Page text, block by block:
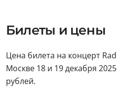
Билеты и цены
Цена билета на концерт
Москве 18 и 19 декабря
рублей.